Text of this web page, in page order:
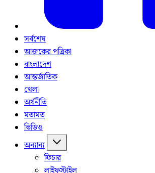
সর্বশেষ
আজকের পত্রিকা
বাংলাদেশ
আন্তর্জাতিক
খেলা
অর্থনীতি
মতামত
ভিডিও
অন্যান্য
ফিচার